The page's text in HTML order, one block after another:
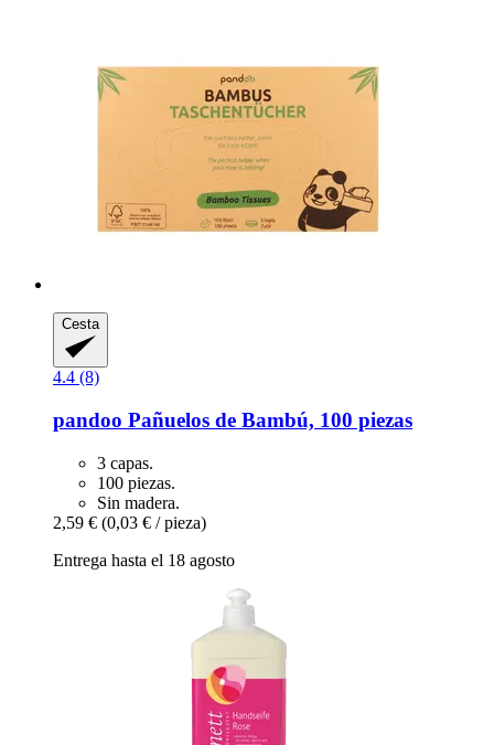
Cesta
4.4 (8)
pandoo Pañuelos de Bambú, 100 piezas
3 capas.
100 piezas.
Sin madera.
2,59 € (0,03 € / pieza)
Entrega hasta el 18 agosto